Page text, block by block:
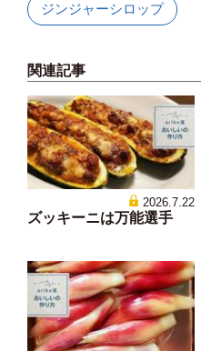
ジンジャーシロップ
関連記事
2026.7.22
ズッキーニは万能選手